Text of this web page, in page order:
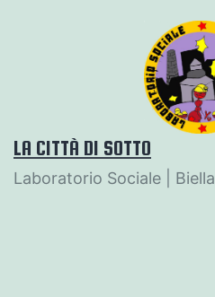
LA CITTÀ DI SOTTO
Laboratorio Sociale | Biella